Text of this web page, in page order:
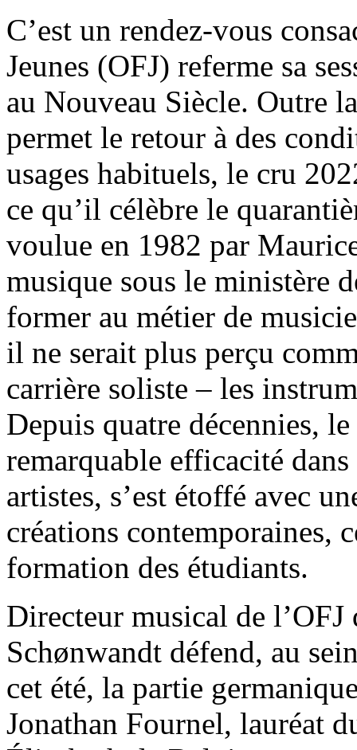
C’est un rendez-vous
Jeunes (OFJ) referme sa
au Nouveau Siècle. Outre
permet le retour à des
usages habituels, le cru
ce qu’il célèbre le
voulue en 1982 par
musique sous le ministère
former au métier de
il ne serait plus perçu
carrière soliste – les
Depuis quatre décennies,
remarquable efficacité
artistes, s’est étoffé avec
créations contemporaines,
formation des étudiants.
Directeur musical de
Schønwandt défend, au
cet été, la partie
Jonathan Fournel, lauréat